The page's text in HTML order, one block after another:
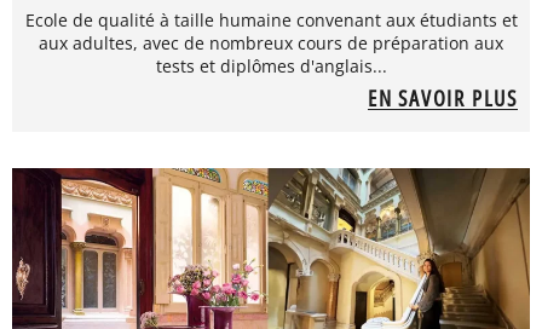
Ecole de qualité à taille humaine convenant aux étudiants et
aux adultes, avec de nombreux cours de préparation aux
tests et diplômes d'anglais...
EN SAVOIR PLUS